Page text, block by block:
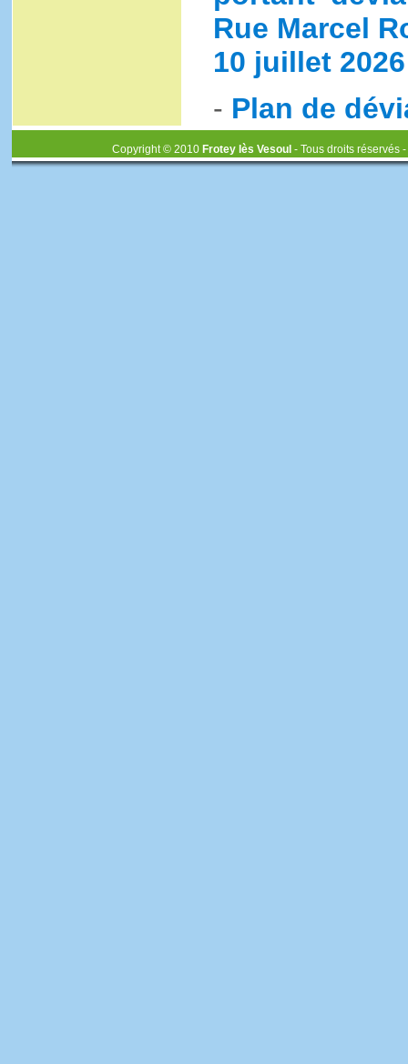
Rue Marcel
10 juillet 2026
- Plan de
Copyright © 2010 Frotey lès Vesoul - Tous droits réservés